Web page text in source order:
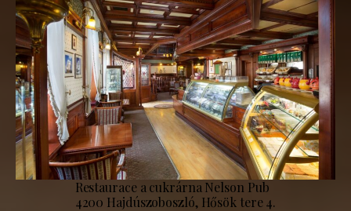
Restaurace a cukrárna Nelson Pub
4200 Hajdúszoboszló, Hősök tere 4.